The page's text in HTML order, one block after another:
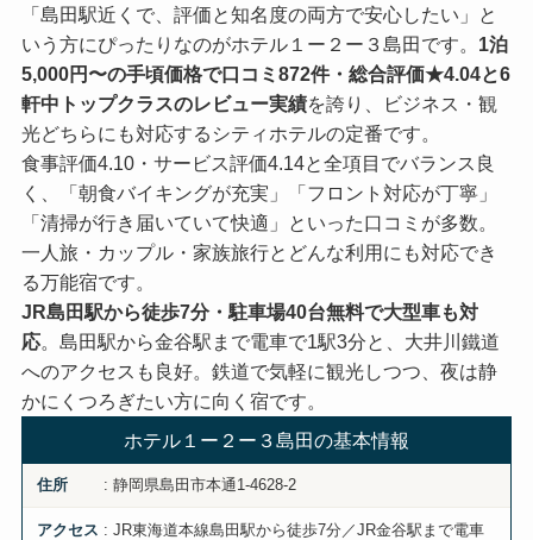
「島田駅近くで、評価と知名度の両方で安心したい」と
いう方にぴったりなのがホテル１ー２ー３島田です。 1泊
5,000円〜の手頃価格で口コミ872件・総合評価★4.04と6
軒中トップクラスのレビュー実績を誇り、ビジネス・観
光どちらにも対応するシティホテルの定番です。
食事評価4.10・サービス評価4.14と全項目でバランス良
く、「朝食バイキングが充実」「フロント対応が丁寧」
「清掃が行き届いていて快適」といった口コミが多数。
一人旅・カップル・家族旅行とどんな利用にも対応でき
る万能宿です。
JR島田駅から徒歩7分・駐車場40台無料で大型車も対
応。島田駅から金谷駅まで電車で1駅3分と、大井川鐵道
へのアクセスも良好。鉄道で気軽に観光しつつ、夜は静
かにくつろぎたい方に向く宿です。
ホテル１ー２ー３島田の基本情報
住所 : 静岡県島田市本通1-4628-2
アクセス : JR東海道本線島田駅から徒歩7分／JR金谷駅まで電車